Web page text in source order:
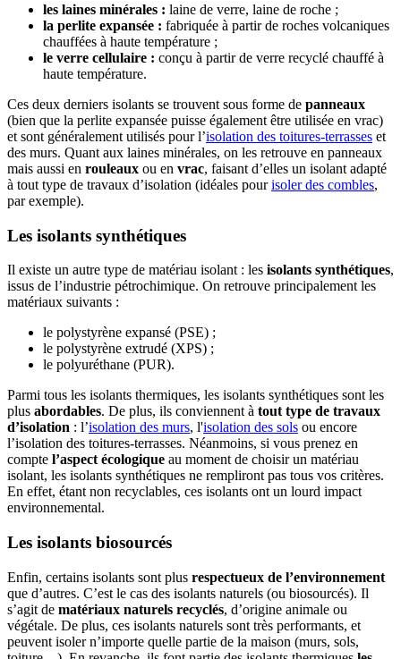
les laines minérales : laine de verre, laine de roche ;
la perlite expansée : fabriquée à partir de roches volcaniques
chauffées à haute température ;
le verre cellulaire : conçu à partir de verre recyclé chauffé à
haute température.
Ces deux derniers isolants se trouvent sous forme de panneaux
(bien que la perlite expansée puisse également être utilisée en vrac)
et sont généralement utilisés pour l’isolation des toitures-terrasses et
des murs. Quant aux laines minérales, on les retrouve en panneaux
mais aussi en rouleaux ou en vrac, faisant d’elles un isolant adapté
à tout type de travaux d’isolation (idéales pourisoler des combles,
par exemple).
Les isolants synthétiques
Il existe un autre type de matériau isolant : les isolants synthétiques,
issus de l’industrie pétrochimique. On retrouve principalement les
matériaux suivants :
le polystyrène expansé (PSE) ;
le polystyrène extrudé (XPS) ;
le polyuréthane (PUR).
Parmi tous les isolants thermiques, les isolants synthétiques sont les
plus abordables. De plus, ils conviennent à tout type de travaux
d’isolation : l’isolation des murs, l'isolation des sols ou encore
l’isolation des toitures-terrasses. Néanmoins, si vous prenez en
compte l’aspect écologique au moment de choisir un matériau
isolant, les isolants synthétiques ne rempliront pas tous vos critères.
En effet, étant non recyclables, ces isolants ont un lourd impact
environnemental.
Les isolants biosourcés
Enfin, certains isolants sont plus respectueux de l’environnement
que d’autres. C’est le cas des isolants naturels (ou biosourcés). Il
s’agit de matériaux naturels recyclés, d’origine animale ou
végétale. De plus, ces isolants naturels sont très performants, et
peuvent isoler n’importe quelle partie de la maison (murs, sols,